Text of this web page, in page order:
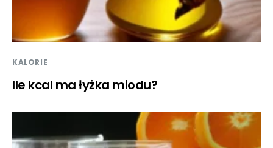
KALORIE
Ile kcal ma łyżka miodu?